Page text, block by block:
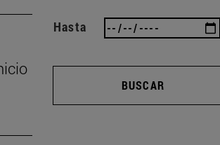
Hasta
BUSCAR